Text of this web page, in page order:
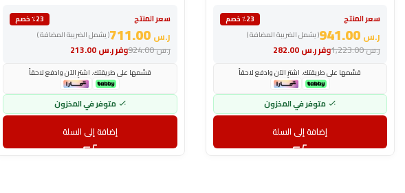
سعر المنتج
٪23 خصم
( يشمل الضريبة المضافة )
ر.س
وفرر.س ر.س1,223.00
قسّمها على طريقتك. اشترِ الآن وادفع لاحقاً
متوفر في المخزون
إضافة إلى السلة
سعر المنتج
٪23 خصم
( يشمل الضريبة المضافة )
ر.س 711.00
وفرر.س213.00 ر.س924.00
قسّمها على طريقتك. اشترِ الآن وادفع لاحقاً
متوفر في المخزون
إضافة إلى السلة